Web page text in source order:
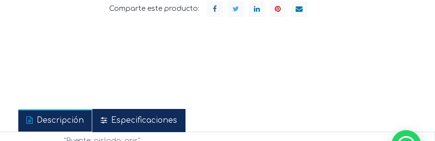
Comparte este producto:
Descripción Especificaciones